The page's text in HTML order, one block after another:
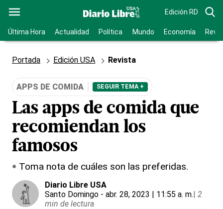
Edición RD
Última Hora Actualidad Política Mundo Economía
Portada Edición USA Revista
APPS DE COMIDA SEGUIR TEMA +
Las apps de comida que
recomiendan los
famosos
Toma nota de cuáles son las preferidas.
Diario Libre USA
Santo Domingo - abr. 28, 2023 | 11:55 a. m.| 2
min de lectura